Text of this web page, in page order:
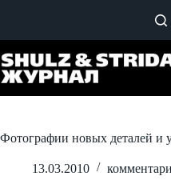
Фотографии новых деталей и
13.03.2010